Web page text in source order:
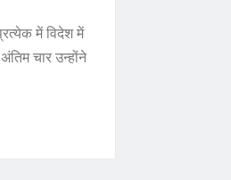
में विदेश में
चार उन्होंने